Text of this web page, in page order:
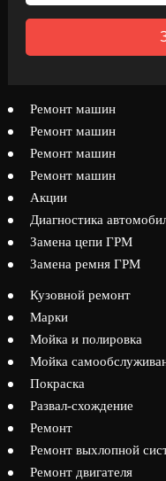
Ремонт машин
Ремонт машин
Ремонт машин
Ремонт машин
Акции
Диагностика
Замена цепи ГРМ
Замена ремня ГРМ
Кузовной ремонт
Марки
Мойка и полировка
Мойка
Покраска
Развал-схождение
Ремонт
Ремонт выхлопной
Ремонт двигателя